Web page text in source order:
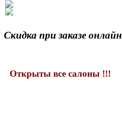
Скидка при заказе онлайн
Открыты все салоны !!!